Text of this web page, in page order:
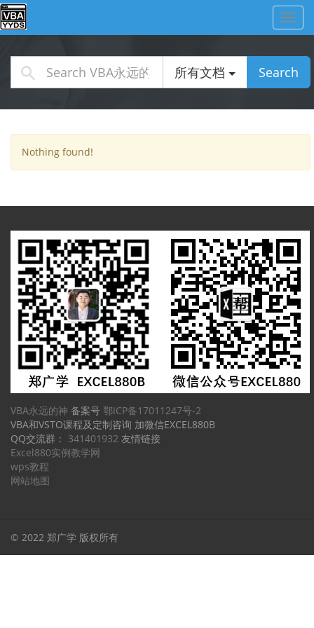
所有文档 Search
Nothing found!
VBA永远的神 备案号 鄂ICP备17011247号-2
VBA和VSTO课程及定制咨询 加微信EXCEL880B
QQ交流群： 341401932 友情链接
Excel880实例教学网
wps教程
网站地图
© 2022 郑广学 版权所有